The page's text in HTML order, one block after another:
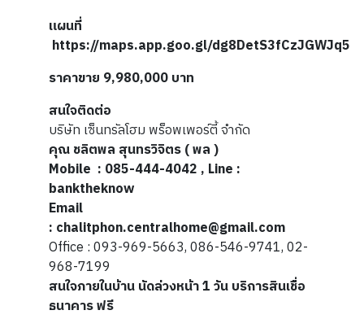
แผนที่
https://maps.app.goo.gl/dg8DetS3fCzJGWJq5
ราคาขาย 9,980,000 บาท
สนใจติดต่อ
บริษัท เซ็นทรัลโฮม พร็อพเพอร์ตี้ จำกัด
คุณ ชลิตพล สุนทรวิจิตร ( พล )
Mobile : 085-444-4042 , Line :
banktheknow
Email
: chalitphon.centralhome@gmail.com
Office : 093-969-5663, 086-546-9741, 02-
968-7199
สนใจภายในบ้าน นัดล่วงหน้า 1 วัน บริการสินเชื่อ
ธนาคาร ฟรี